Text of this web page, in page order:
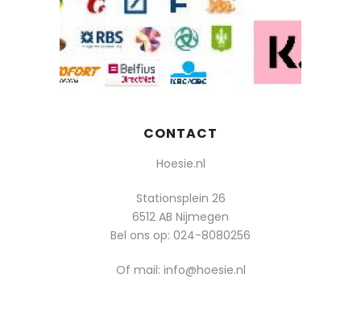
CONTACT
Hoesie.nl
Stationsplein 26
6512 AB Nijmegen
Bel ons op: 024-8080256
Of mail: info@hoesie.nl